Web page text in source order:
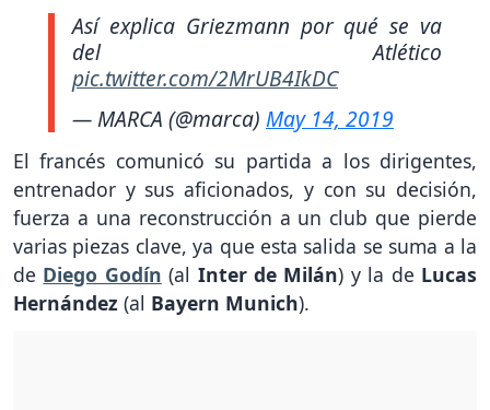
Así explica Griezmann por qué se va
del Atlético
pic.twitter.com/2MrUB4IkDC
— MARCA (@marca) May 14, 2019
El francés comunicó su partida a los dirigentes,
entrenador y sus aficionados, y con su decisión,
fuerza a una reconstrucción a un club que pierde
varias piezas clave, ya que esta salida se suma a la
de Diego Godín (al Inter de Milán) y la de Lucas
Hernández (al Bayern Munich).